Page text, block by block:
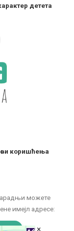
детета
можете
имејл адресе:
коришћења